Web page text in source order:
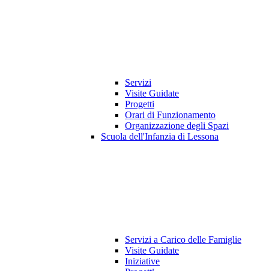
Servizi
Visite Guidate
Progetti
Orari di Funzionamento
Organizzazione degli Spazi
Scuola dell'Infanzia di Lessona
Servizi a Carico delle Famiglie
Visite Guidate
Iniziative